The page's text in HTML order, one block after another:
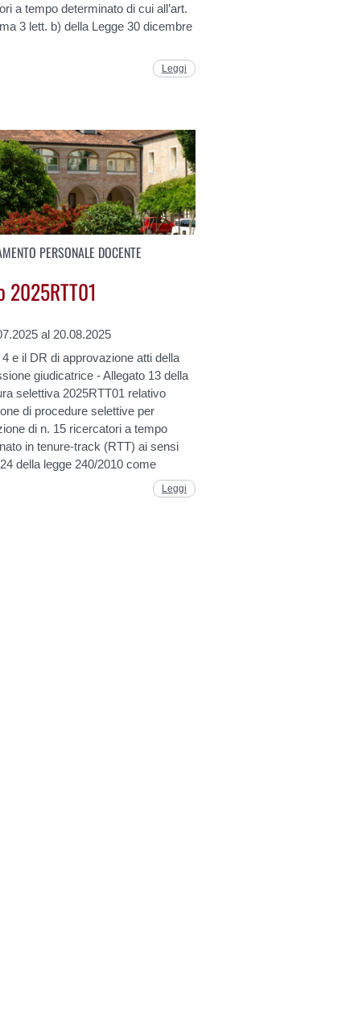
a tempo determinato di cui all’art.
3 lett. b) della Legge 30 dicembre
Leggi
PERSONALE DOCENTE
2025RTT01
al 20.08.2025
4 e il DR di approvazione atti della
giudicatrice - Allegato 13 della
selettiva 2025RTT01 relativo
di procedure selettive per
di n. 15 ricercatori a tempo
in tenure-track (RTT) ai sensi
24 della legge 240/2010 come
Leggi